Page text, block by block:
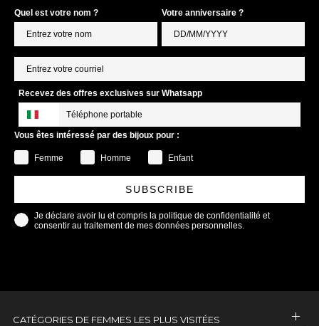
Quel est votre nom ? Votre anniversaire ?
Recevez des offres exclusives sur Whatsapp
Vous êtes intéressé par des bijoux pour :
Femme Homme Enfant
SUBSCRIBE
Je déclare avoir lu et compris la politique de confidentialité et
consentir au traitement de mes données personnelles.
CATÉGORIES DE FEMMES LES PLUS VISITÉES